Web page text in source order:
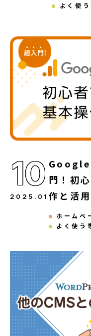
よく使
10
2025 . 01
Google
門！初
作と活
ホームペ
よく使う